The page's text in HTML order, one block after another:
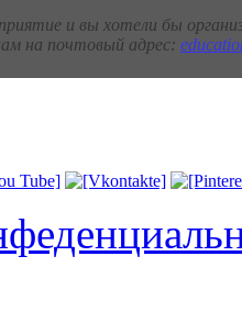
и вы хотели бы
на почтовый адрес: